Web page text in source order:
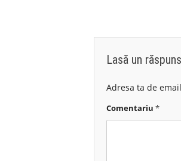
Lasă un răspuns
Adresa ta de
Comentariu*